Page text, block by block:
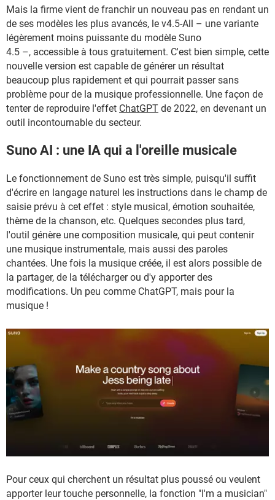
Mais la firme vient de franchir un nouveau pas en rendant un
de ses modèles les plus avancés, le v4.5-All – une variante
légèrement moins puissante du modèle Suno
4.5 –, accessible à tous gratuitement. C'est bien simple, cette
nouvelle version est capable de générer un résultat
beaucoup plus rapidement et qui pourrait passer sans
problème pour de la musique professionnelle. Une façon de
tenter de reproduire l'effet ChatGPT de 2022, en devenant un
outil incontournable du secteur.
Suno AI : une IA qui a l'oreille musicale
Le fonctionnement de Suno est très simple, puisqu'il suffit
d'écrire en langage naturel les instructions dans le champ de
saisie prévu à cet effet : style musical, émotion souhaitée,
thème de la chanson, etc. Quelques secondes plus tard,
l'outil génère une composition musicale, qui peut contenir
une musique instrumentale, mais aussi des paroles
chantées. Une fois la musique créée, il est alors possible de
la partager, de la télécharger ou d'y apporter des
modifications. Un peu comme ChatGPT, mais pour la
musique !
Pour ceux qui cherchent un résultat plus poussé ou veulent
apporter leur touche personnelle, la fonction "I'm a musician"